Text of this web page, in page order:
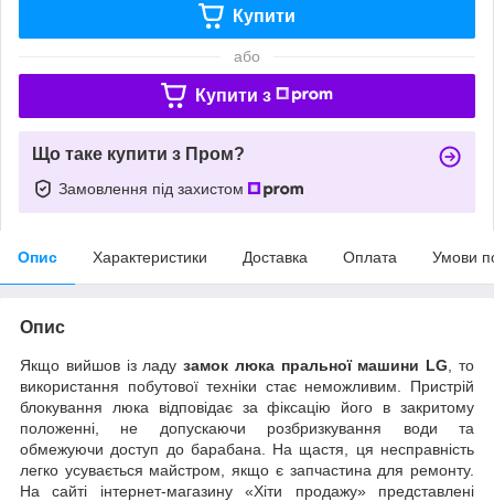
Купити
або
Купити з
Що таке купити з Пром?
Замовлення під захистом
Опис Характеристики Доставка Оплата Умови
Опис
Якщо вийшов із ладузамок люка пральної машини LG , то
використання побутової техніки стає неможливим. Пристрій
блокування люка відповідає за фіксацію його в закритому
положенні, не допускаючи розбризкування води та
обмежуючи доступ до барабана. На щастя, ця несправність
легко усувається майстром, якщо є запчастина для ремонту.
На сайті інтернет-магазину «Хіти продажу» представлені